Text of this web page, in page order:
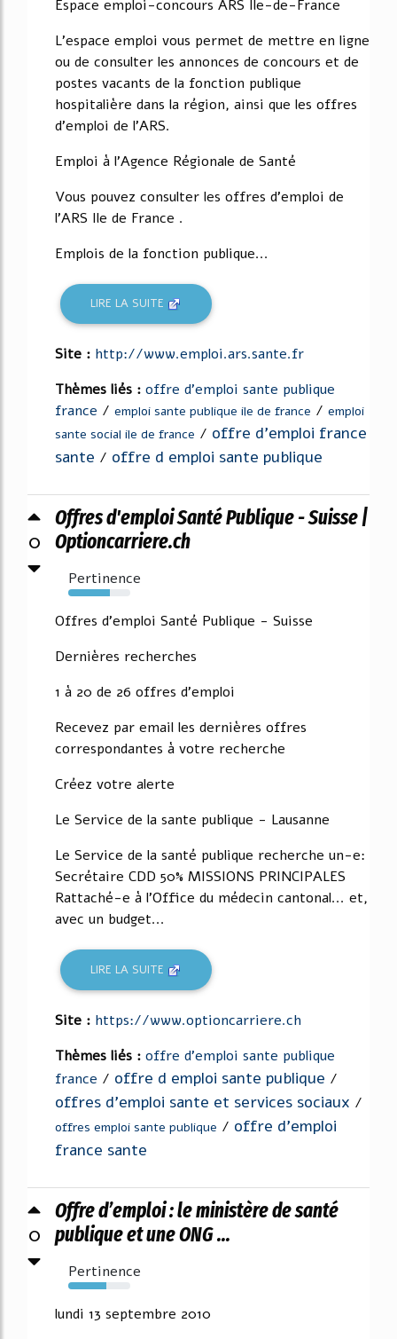
Espace emploi-concours ARS Ile-de-France
L'espace emploi vous permet de mettre en ligne
ou de consulter les annonces de concours et de
postes vacants de la fonction publique
hospitalière dans la région, ainsi que les offres
d'emploi de l'ARS.
Emploi à l'Agence Régionale de Santé
Vous pouvez consulter les offres d'emploi de
l'ARS Ile de France .
Emplois de la fonction publique...
LIRE LA SUITE
Site : http://www.emploi.ars.sante.fr
Thèmes liés : offre d'emploi sante publique
france / emploi sante publique ile de france / emploi
sante social ile de france / offre d'emploi france
sante / offre d emploi sante publique
0
Offres d'emploi Santé Publique - Suisse |
Optioncarriere.ch
Pertinence
67%
Offres d'emploi Santé Publique - Suisse
Dernières recherches
1 à 20 de 26 offres d'emploi
Recevez par email les dernières offres
correspondantes à votre recherche
Créez votre alerte
Le Service de la sante publique - Lausanne
Le Service de la santé publique recherche un-e:
Secrétaire CDD 50% MISSIONS PRINCIPALES
Rattaché-e à l'Office du médecin cantonal... et,
avec un budget...
LIRE LA SUITE
Site : https://www.optioncarriere.ch
Thèmes liés : offre d'emploi sante publique
france / offre d emploi sante publique /
offres d'emploi sante et services sociaux /
offres emploi sante publique / offre d'emploi
france sante
0
Offre d’emploi : le ministère de santé
publique et une ONG ...
Pertinence
62%
lundi 13 septembre 2010